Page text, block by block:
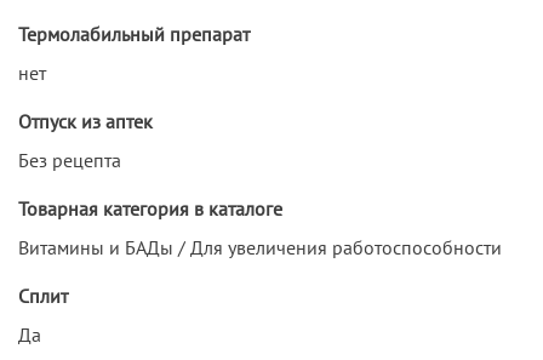
Термолабильный препарат
нет
Отпуск из аптек
Без рецепта
Товарная категория в каталоге
Витамины и БАДы / Для увеличения работоспособности
Сплит
Да